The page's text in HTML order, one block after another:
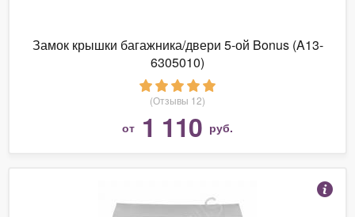
Замок крышки багажника/двери 5-ой Bonus (A13-
6305010)
(Отзывы 12)
от 1 110 руб.